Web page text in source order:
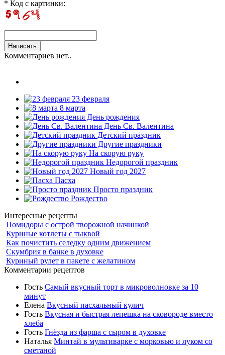
* Код с картинки:
Комментариев нет..
23 февраля
8 марта
День рождения
День Св. Валентина
Детский праздник
Другие праздники
На скорую руку
Недорогой праздник
Новый год 2027
Пасха
Просто праздник
Рождество
Интересные рецепты
Помидоры с острой творожной начинкой
Куриные котлеты с тыквой
Как почистить селедку одним движением
Скумбрия в банке в духовке
Куриный рулет в пакете с желатином
Комментарии рецептов
Гость Самый вкусный торт в микроволновке за 10
минут
Елена Вкусный пасхальный кулич
Гость Вкусная и быстрая лепешка на сковороде вместо
хлеба
Гость Гнёзда из фарша с сыром в духовке
Наталья Минтай в мультиварке с морковью и луком со
сметаной